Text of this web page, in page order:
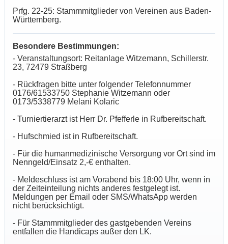
Prfg. 22-25: Stammmitglieder von Vereinen aus Baden-
Württemberg.
Besondere Bestimmungen:
- Veranstaltungsort: Reitanlage Witzemann, Schillerstr.
23, 72479 Straßberg
- Rückfragen bitte unter folgender Telefonnummer
0176/61533750 Stephanie Witzemann oder
0173/5338779 Melani Kolaric
- Turniertierarzt ist Herr Dr. Pfefferle in Rufbereitschaft.
- Hufschmied ist in Rufbereitschaft.
- Für die humanmedizinische Versorgung vor Ort sind im
Nenngeld/Einsatz 2,-€ enthalten.
- Meldeschluss ist am Vorabend bis 18:00 Uhr, wenn in
der Zeiteinteilung nichts anderes festgelegt ist.
Meldungen per Email oder SMS/WhatsApp werden
nicht berücksichtigt.
- Für Stammmitglieder des gastgebenden Vereins
entfallen die Handicaps außer den LK.